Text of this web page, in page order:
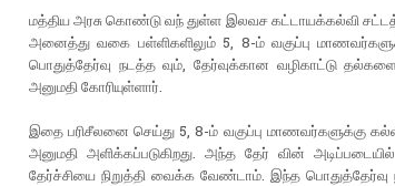
மத்திய அரசு கொண்டு வந் துள்ள இலவச கட்டாயக்கல்வி
அனைத்து வகை பள்ளிகளிலும் 5, 8-ம் வகுப்பு
பொதுத்தேர்வு நடத்த வும், தேர்வுக்கான வழிகாட்டு
அனுமதி கோரியுள்ளார்.
இதை பரிசீலனை செய்து 5, 8-ம் வகுப்பு மாணவர்களுக்கு
அனுமதி அளிக்கப்படுகிறது. அந்த தேர் வின்
தேர்ச்சியை நிறுத்தி வைக்க வேண்டாம். இந்த